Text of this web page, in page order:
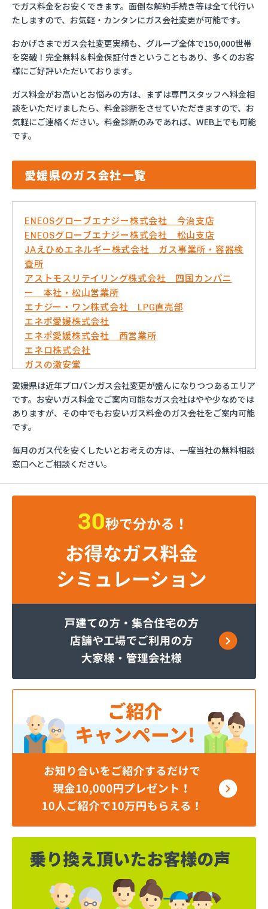
でガス料金をお安くできます。面倒な解約手続き等は全て代行い
たしますので、お気軽・カンタンにガス会社変更が可能です。
おかげさまでガス会社変更実績も、グループ全体で150,000世帯
を突破！完全無料＆料金保証付きということもあり、多くのお客
様にご好評いただいております。
ガス料金がお高いとお悩みの方は、まずは専門スタッフへ料金相
談をいただけましたら、料金診断をさせていただきますので、お
気軽にご連絡ください。料金診断のみであれば、WEB上でも可能
です。
愛媛県のガス会社一覧
ENEOSグローブエナジー株式会社 今治支店
ENEOSグローブエナジー株式会社 松山支店
JAえひめエネルギー株式会社 ガス事業所・容器検
査所
アストモスリテイリング株式会社 四国カンパニ
ー 本社・松山営業所
エナジー・ワン株式会社 LPG直売部
エネポ愛媛株式会社
エネポ愛媛株式会社 西営業所
エネロ株式会社
ガスの激安堂
ガス太郎
ともざわプロパン
マリンガス
みづほ商店
愛媛日商プロパン株式会社 松山営業所
旭物産株式会社
安高ガス商会
岡田燃料店
株式会社フモト商会
株式会社愛媛ガスセンター
株式会社柿原石油
株式会社丸源ガス
株式会社寺田商店
株式会社小田商店 本店
株式会社松山生協本社
株式会社松山生協本社 垣生充填所
株式会社松山生協本社 小野基地
株式会社松山生協本社 石井基地
株式会社松山生協本社 味生基地
株式会社松南産業
株式会社松友ガス
株式会社新田石油店
株式会社大内造船所 ガス販売部
株式会社竹田石油
株式会社仲渡石油
株式会社天宗 本社
株式会社天宗 新居浜ガスセンター
愛媛県は近年プロパンガス会社変更が盛んになりつつあるエリア
です。お安いガス料金でご案内可能なガス会社はやや少なめでは
ありますが、その中でもお安いガス料金のガス会社をご案内可能
です。
毎月のガス代を安くしたいとお考えの方は、一度当社の無料相談
窓口へとご相談ください。